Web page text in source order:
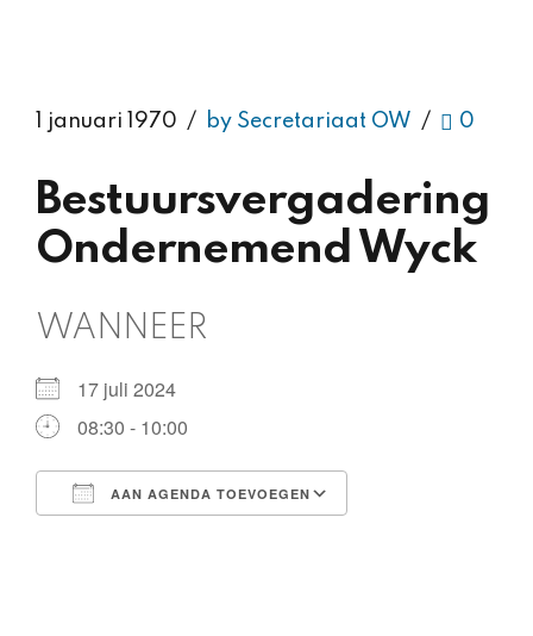
1 januari 1970 by Secretariaat OW 0
Bestuursvergadering
Ondernemend Wyck
WANNEER
17 juli 2024
08:30 - 10:00
AAN AGENDA TOEVOEGEN